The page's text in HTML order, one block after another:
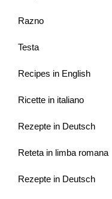
Razno
Testa
Recipes in English
Ricette in italiano
Rezepte in Deutsch
Reteta in limba romana
Rezepte in Deutsch